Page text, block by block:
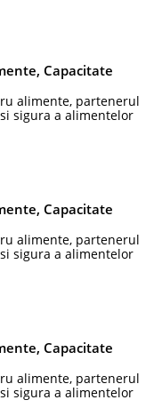
Capacitate
alimente, partenerul
sigura a alimentelor
Capacitate
alimente, partenerul
sigura a alimentelor
Capacitate
alimente, partenerul
sigura a alimentelor